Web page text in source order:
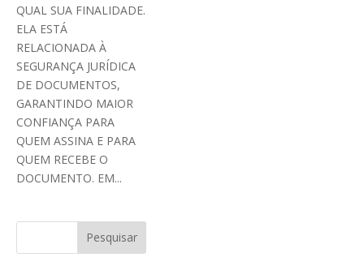
QUAL SUA FINALIDADE.
ELA ESTÁ
RELACIONADA À
SEGURANÇA JURÍDICA
DE DOCUMENTOS,
GARANTINDO MAIOR
CONFIANÇA PARA
QUEM ASSINA E PARA
QUEM RECEBE O
DOCUMENTO. EM...